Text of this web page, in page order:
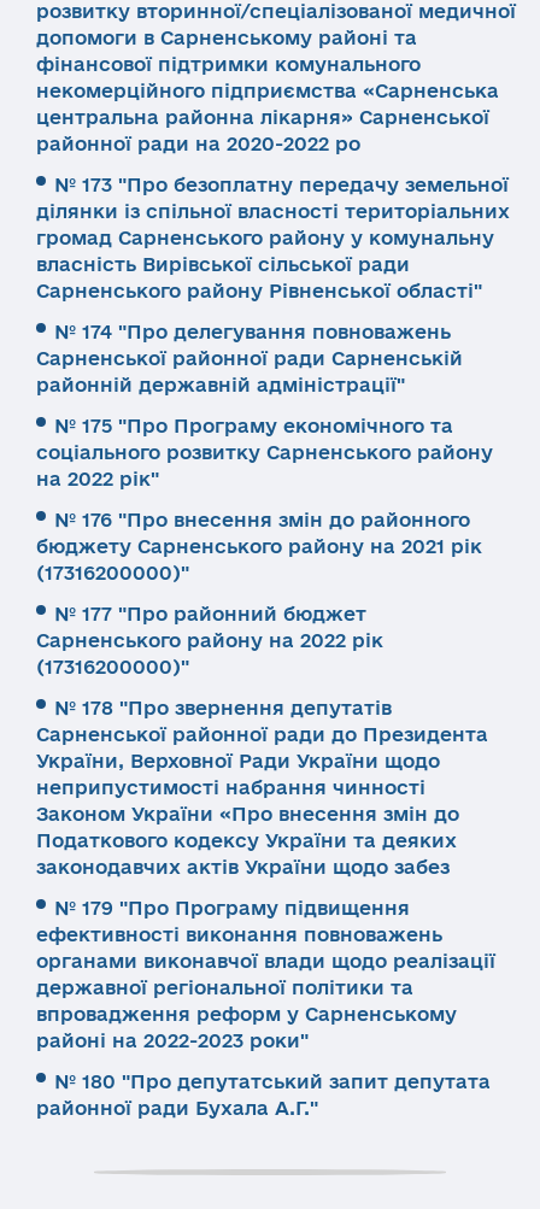
розвитку вторинної/спеціалізованої медичної
допомоги в Сарненському районі та
фінансової підтримки комунального
некомерційного підприємства «Сарненська
центральна районна лікарня» Сарненської
районної ради на 2020-2022 ро
№ 173 "Про безоплатну передачу земельної
ділянки із спільної власності територіальних
громад Сарненського району у комунальну
власність Вирівської сільської ради
Сарненського району Рівненської області"
№ 174 "Про делегування повноважень
Сарненської районної ради Сарненській
районній державній адміністрації"
№ 175 "Про Програму економічного та
соціального розвитку Сарненського району
на 2022 рік"
№ 176 "Про внесення змін до районного
бюджету Сарненського району на 2021 рік
(17316200000)"
№ 177 "Про районний бюджет
Сарненського району на 2022 рік
(17316200000)"
№ 178 "Про звернення депутатів
Сарненської районної ради до Президента
України, Верховної Ради України щодо
неприпустимості набрання чинності
Законом України «Про внесення змін до
Податкового кодексу України та деяких
законодавчих актів України щодо забез
№ 179 "Про Програму підвищення
ефективності виконання повноважень
органами виконавчої влади щодо реалізації
державної регіональної політики та
впровадження реформ у Сарненському
районі на 2022-2023 роки"
№ 180 "Про депутатський запит депутата
районної ради Бухала А.Г."